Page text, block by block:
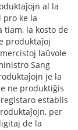
al la
pro ke la
la kosto de
produktaĵoj
laŭvole
Sang
je la
ne produktiĝis
establis
per
de la